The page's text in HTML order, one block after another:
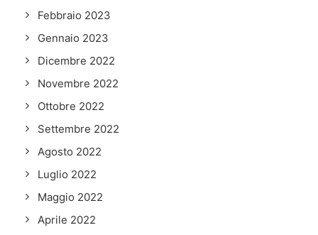
Febbraio 2023
Gennaio 2023
Dicembre 2022
Novembre 2022
Ottobre 2022
Settembre 2022
Agosto 2022
Luglio 2022
Maggio 2022
Aprile 2022